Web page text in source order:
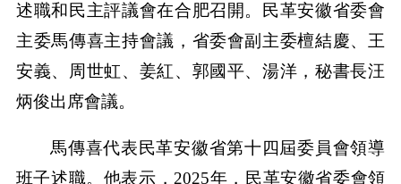
述職和民主評議會在合肥召開。民革安徽省委會
主委馬傳喜主持會議，省委會副主委檀結慶、王
安義、周世虹、姜紅、郭國平、湯洋，秘書長汪
炳俊出席會議。
馬傳喜代表民革安徽省第十四屆委員會領導
班子述職。他表示，2025年，民革安徽省委會領